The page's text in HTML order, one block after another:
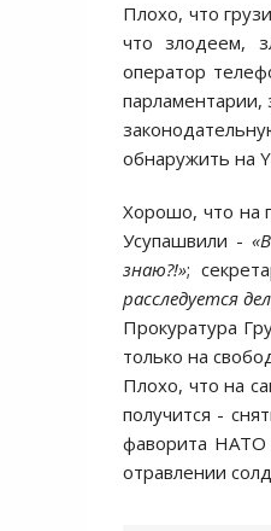
Плохо, что
что злодеем,
оператор
парламентарии,
обнаружить на
Хорошо, что на
Усупашвили -
знаю?!»;
расследуется
Прокуратура
только на
Плохо, что на
получится -
фаворита НАТО
отравлении